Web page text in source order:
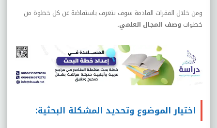
ومن خلال الفقرات القادمة سوف نتعرف باستفاضة عن كل خطوة من
خطوات وصف المجال العلمي.
اختيار الموضوع وتحديد المشكلة البحثية: